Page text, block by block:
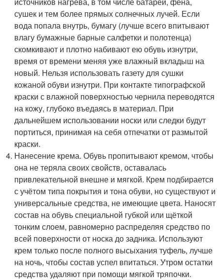
сушек и тем более прямых солнечных лучей. Если
вода попала внутрь, бумагу (лучше всего впитывают
влагу бумажные барные салфетки и полотенца)
скомкивают и плотно набивают ею обувь изнутри,
время от времени меняя уже влажный вкладыш на
новый. Нельзя использовать газету для сушки
кожаной обуви изнутри. При контакте типографской
краски с влажной поверхностью чернила переводятся
на кожу, глубоко въедаясь в материал. При
дальнейшем использовании носки или следки будут
портиться, принимая на себя отпечатки от размытой
краски.
Нанесение крема. Обувь пропитывают кремом, чтобы
она не теряла своих свойств, оставалась
привлекательной внешне и мягкой. Крем подбирается
с учётом типа покрытия и тона обуви, но существуют и
универсальные средства, не имеющие цвета. Наносят
состав на обувь специальной губкой или щёткой
тонким слоем, равномерно распределяя средство по
всей поверхности от носка до задника. Используют
крем только после полного высыхания туфель, лучше
на ночь, чтобы состав успел впитаться. Утром остатки
средства удаляют при помощи мягкой тряпочки.